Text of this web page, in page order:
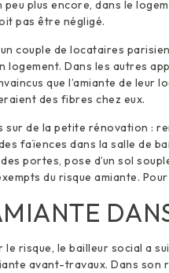
peu plus encore, dans le
pas être négligé.
un couple de locataires
logement. Dans les autres
que l’amiante de leur
des fibres chez eux.
sur de la petite rénovation :
faïences dans la salle de
portes, pose d’un sol
du risque amiante.
le risque, le bailleur social a
avant-travaux. Dans son